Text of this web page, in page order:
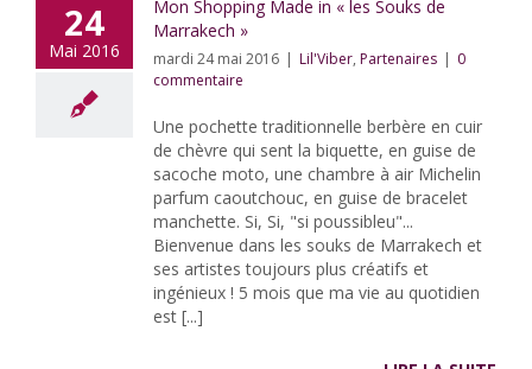
24
Mai 2016
Mon Shopping Made in « les Souks de
Marrakech »
mardi 24 mai 2016 | Lil'Viber, Partenaires | 0
commentaire
Une pochette traditionnelle berbère en cuir
de chèvre qui sent la biquette, en guise de
sacoche moto, une chambre à air Michelin
parfum caoutchouc, en guise de bracelet
manchette. Si, Si, "si poussibleu"...
Bienvenue dans les souks de Marrakech et
ses artistes toujours plus créatifs et
ingénieux ! 5 mois que ma vie au quotidien
est [...]